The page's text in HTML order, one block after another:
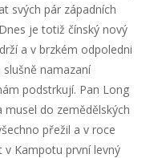
svých pár západních
je totiž čínský nový
a v brzkém odpoledni
namazaní
podstrkují. Pan Long
do zemědělských
přežil a v roce
Kampotu první levný